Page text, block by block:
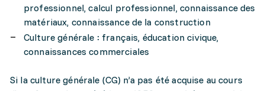
professionnel, calcul professionnel, connaissance des
matériaux, connaissance de la construction
Culture générale : français, éducation civique,
connaissances commerciales
Si la culture générale (CG) n’a pas été acquise au cours